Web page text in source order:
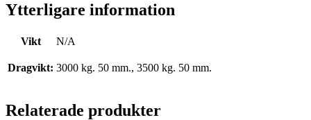
Ytterligare information
Vikt N/A
Dragvikt: 3000 kg. 50 mm., 3500 kg. 50 mm.
Relaterade produkter